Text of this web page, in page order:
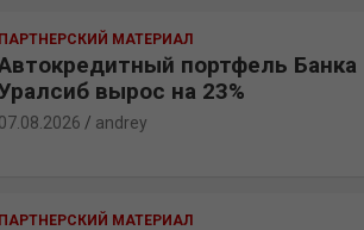
ПАРТНЕРСКИЙ МАТЕРИАЛ
портфель Банка
вырос на 23%
07.08.2026 andrey
ПАРТНЕРСКИЙ МАТЕРИАЛ